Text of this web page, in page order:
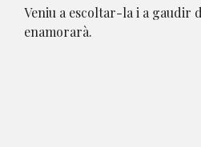
Veniu a escoltar-la i a gaudir
enamorarà.